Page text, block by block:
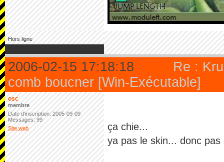
Hors ligne
2006-02-15 17:18:18
Re :
comb boucner [Win-Exécutable]
osc
membre
Date d'inscription: 2005-09-09
Messages: 99
Site web
ça chie...
ya pas le skin... donc pas